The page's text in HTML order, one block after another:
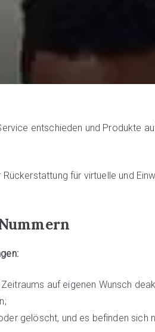
entschieden und Produkte
für virtuelle und
auf eigenen Wunsch
gelöscht, und es befinden sich